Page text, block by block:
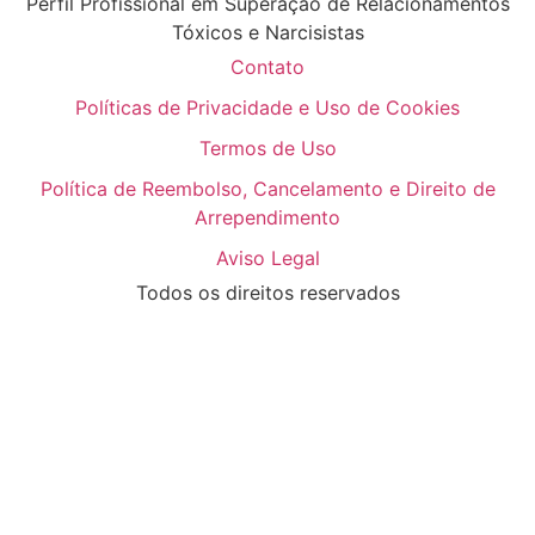
Tóxicos e Narcisistas
Contato
Políticas de Privacidade e Uso de Cookies
Termos de Uso
Política de Reembolso, Cancelamento e Direito de
Arrependimento
Aviso Legal
Todos os direitos reservados